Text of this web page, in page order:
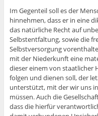
Im Gegenteil soll es der
hinnehmen, dass er in eine
das natürliche Recht auf
Selbstentfaltung, sowie die
Selbstversorgung
mit der Niederkunft eine
dieser einem von staatlicher
folgen und dienen soll, der
unterstützt, mit der wir uns
müssen. Auch die
dass die hierfür